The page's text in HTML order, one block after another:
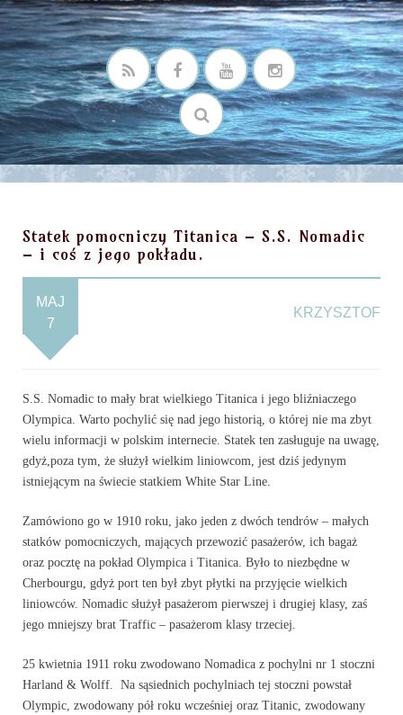
Statek pomocniczy Titanica – S.S. Nomadic
– i coś z jego pokładu.
MAJ
7
KRZYSZTOF
S.S. Nomadic to mały brat wielkiego Titanica i jego bliźniaczego
Olympica. Warto pochylić się nad jego historią, o której nie ma zbyt
wielu informacji w polskim internecie. Statek ten zasługuje na uwagę,
gdyż,poza tym, że służył wielkim liniowcom, jest dziś jedynym
istniejącym na świecie statkiem White Star Line.
Zamówiono go w 1910 roku, jako jeden z dwóch tendrów – małych
statków pomocniczych, mających przewozić pasażerów, ich bagaż
oraz pocztę na pokład Olympica i Titanica. Było to niezbędne w
Cherbourgu, gdyż port ten był zbyt płytki na przyjęcie wielkich
liniowców. Nomadic służył pasażerom pierwszej i drugiej klasy, zaś
jego mniejszy brat Traffic – pasażerom klasy trzeciej.
25 kwietnia 1911 roku zwodowano Nomadica z pochylni nr 1 stoczni
Harland & Wolff. Na sąsiednich pochylniach tej stoczni powstał
Olympic, zwodowany pół roku wcześniej oraz Titanic, zwodowany